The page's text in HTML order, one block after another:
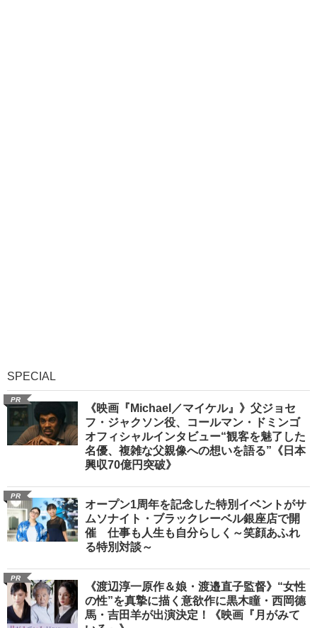
SPECIAL
PR
《映画『Michael／マイケル』》父ジョセ
フ・ジャクソン役、コールマン・ドミンゴ
オフィシャルインタビュー“観客を魅了した
名優、複雑な父親像への想いを語る”《日本
興収70億円突破》
PR
オープン1周年を記念した特別イベントがサ
ムソナイト・ブラックレーベル銀座店で開
催 仕事も人生も自分らしく～笑顔あふれ
る特別対談～
PR
《渡辺淳一原作＆娘・渡邉直子監督》“女性
の性”を真摯に描く意欲作に黒木瞳・西岡德
馬・吉田羊が出演決定！《映画『月がみて